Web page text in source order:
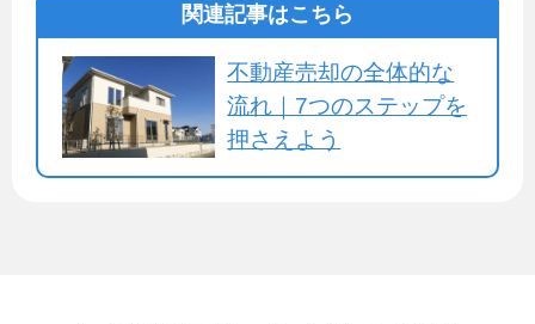
関連記事はこちら
不動産売却の全体的な
流れ｜7つのステップを
押さえよう